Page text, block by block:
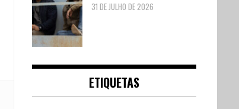
31 DE JULHO DE 2026
ETIQUETAS